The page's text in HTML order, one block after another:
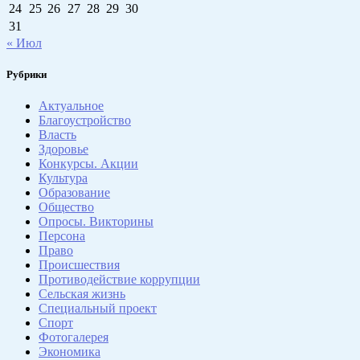
24 25 26 27 28 29 30
31
« Июл
Рубрики
Актуальное
Благоустройство
Власть
Здоровье
Конкурсы. Акции
Культура
Образование
Общество
Опросы. Викторины
Персона
Право
Происшествия
Противодействие коррупции
Сельская жизнь
Специальный проект
Спорт
Фотогалерея
Экономика